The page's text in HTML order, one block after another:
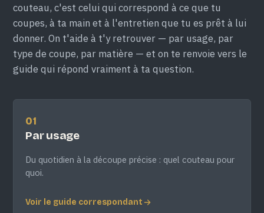
couteau, c'est celui qui correspond à ce que tu
coupes, à ta main et à l'entretien que tu es prêt à lui
donner. On t'aide à t'y retrouver — par usage, par
type de coupe, par matière — et on te renvoie vers le
guide qui répond vraiment à ta question.
01
Par usage
Du quotidien à la découpe précise : quel couteau pour
quoi.
Voir le guide correspondant